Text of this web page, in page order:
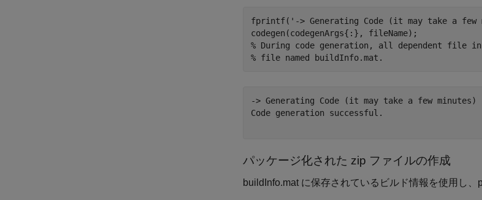
fprintf( '-> Generating Code (it may take a
% During code generation, all dependent file
% file named buildInfo.mat.
-> Generating Code (it may take a few
Code generation successful.
パッケージ化された zip ファイルの作成
buildInfo.mat に保存されているビルド情報を使用し